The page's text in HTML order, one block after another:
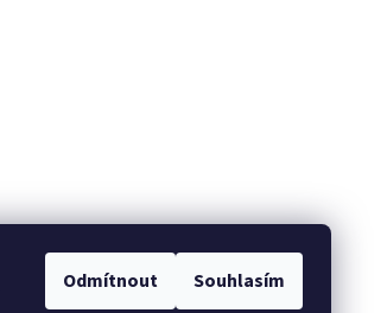
Odmítnout Souhlasím